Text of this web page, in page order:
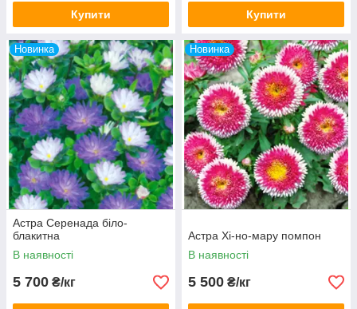
Купити Купити
Новинка
Астра Серенада біло-
блакитна
В наявності
5 700 ₴/кг
Новинка
Астра Хі-но-мару помпон
В наявності
5 500 ₴/кг